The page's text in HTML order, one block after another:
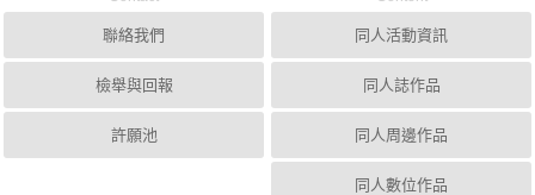
聯絡我們
檢舉與回報
許願池
同人活動資訊
同人誌作品
同人周邊作品
同人數位作品